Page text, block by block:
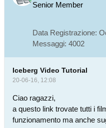
Senior Member
Data Registrazione:
Messaggi: 4002
Iceberg Video Tutorial
20-06-16, 12:08
Ciao ragazzi,
a questo link trovate tutti i
funzionamento ma anche